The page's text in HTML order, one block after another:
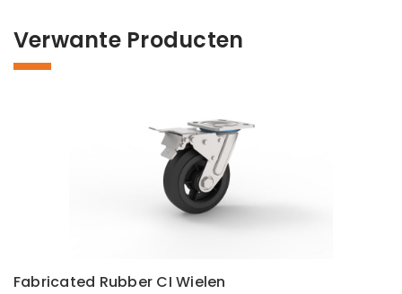
Verwante Producten
Fabricated Rubber CI Wielen